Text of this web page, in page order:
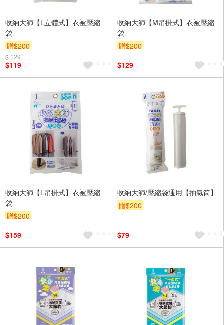
收納大師【L立體式】衣被壓縮
袋
贈$200
$ 129
$119
收納大師【M吊掛式】衣被壓縮
袋
贈$200
$129
收納大師【L吊掛式】衣被壓縮
袋
贈$200
$159
收納大師/壓縮袋通用【抽氣筒】
贈$200
$79